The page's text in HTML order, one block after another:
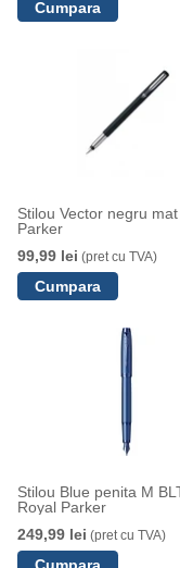
Stilou Vector negru
Parker
99,99 lei (pret cu TVA)
Stilou Blue penita M
Royal Parker
249,99 lei (pret cu TVA)